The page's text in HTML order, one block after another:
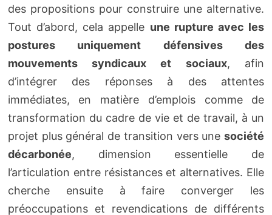
des propositions pour construire une alternative.
Tout d’abord, cela appelle une rupture avec les
postures uniquement défensives des
mouvements syndicaux et sociaux, afin
d’intégrer des réponses à des attentes
immédiates, en matière d’emplois comme de
transformation du cadre de vie et de travail, à un
projet plus général de transition vers unesociété
décarbonée, dimension essentielle de
l’articulation entre résistances et alternatives. Elle
cherche ensuite à faire converger les
préoccupations et revendications de différents